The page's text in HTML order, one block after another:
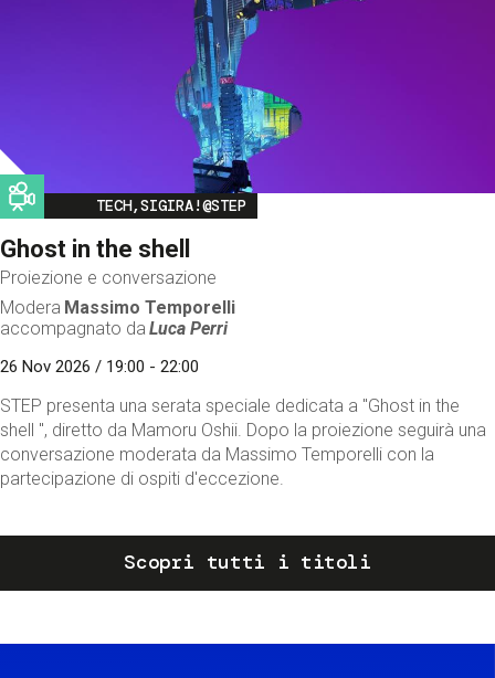
Image
TECH,SIGIRA!@STEP
Ghost in the shell
Proiezione e conversazione
Modera Massimo Temporelli
accompagnato da Luca Perri
26 Nov 2026 / 19:00 - 22:00
STEP presenta una serata speciale dedicata a "Ghost in the
shell ", diretto da Mamoru Oshii. Dopo la proiezione seguirà una
conversazione moderata da Massimo Temporelli con la
partecipazione di ospiti d'eccezione.
Scopri tutti i titoli